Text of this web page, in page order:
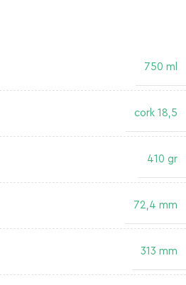
750 ml
cork 18,5
410 gr
72,4 mm
313 mm